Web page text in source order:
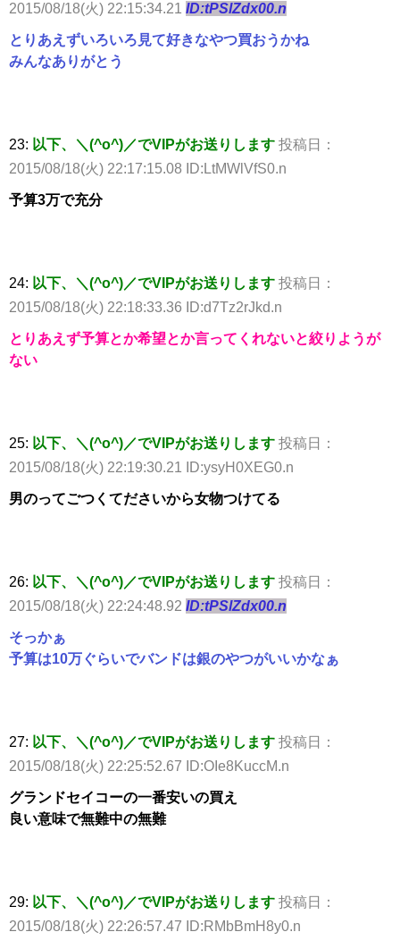
2015/08/18(火) 22:15:34.21 ID:tPSlZdx00.n
とりあえずいろいろ見て好きなやつ買おうかね
みんなありがとう
23: 以下、＼(^o^)／でVIPがお送りします 投稿日：
2015/08/18(火) 22:17:15.08 ID:LtMWlVfS0.n
予算3万で充分
24: 以下、＼(^o^)／でVIPがお送りします 投稿日：
2015/08/18(火) 22:18:33.36 ID:d7Tz2rJkd.n
とりあえず予算とか希望とか言ってくれないと絞りようが
ない
25: 以下、＼(^o^)／でVIPがお送りします 投稿日：
2015/08/18(火) 22:19:30.21 ID:ysyH0XEG0.n
男のってごつくてださいから女物つけてる
26: 以下、＼(^o^)／でVIPがお送りします 投稿日：
2015/08/18(火) 22:24:48.92 ID:tPSlZdx00.n
そっかぁ
予算は10万ぐらいでバンドは銀のやつがいいかなぁ
27: 以下、＼(^o^)／でVIPがお送りします 投稿日：
2015/08/18(火) 22:25:52.67 ID:OIe8KuccM.n
グランドセイコーの一番安いの買え
良い意味で無難中の無難
29: 以下、＼(^o^)／でVIPがお送りします 投稿日：
2015/08/18(火) 22:26:57.47 ID:RMbBmH8y0.n